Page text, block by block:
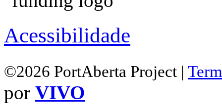
Acessibilidade
©2026 PortAberta Project |
por VIVO